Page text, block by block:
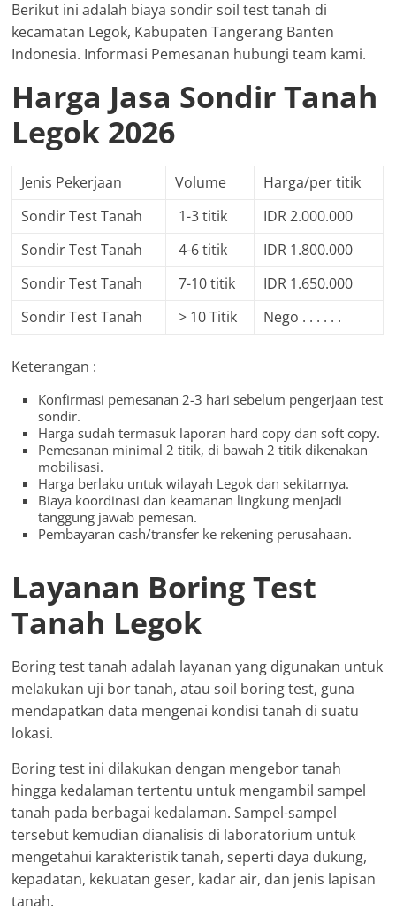
Berikut ini adalah biaya sondir soil test tanah di
kecamatan Legok, Kabupaten Tangerang Banten
Indonesia. Informasi Pemesanan hubungi team kami.
Harga Jasa Sondir Tanah
Legok 2026
Jenis Pekerjaan Volume
Harga/per titik
Sondir Test Tanah
1-3 titik
IDR 2.000.000
Sondir Test Tanah
4-6 titik
IDR 1.800.000
Sondir Test Tanah
7-10 titik
IDR 1.650.000
Sondir Test Tanah
> 10 Titik Nego . . . . . .
Keterangan :
Konfirmasi pemesanan 2-3 hari sebelum pengerjaan test
sondir.
Harga sudah termasuk laporan hard copy dan soft copy.
Pemesanan minimal 2 titik, di bawah 2 titik dikenakan
mobilisasi.
Harga berlaku untuk wilayah Legok dan sekitarnya.
Biaya koordinasi dan keamanan lingkung menjadi
tanggung jawab pemesan.
Pembayaran cash/transfer ke rekening perusahaan.
Layanan Boring Test
Tanah Legok
Boring test tanah adalah layanan yang digunakan untuk
melakukan uji bor tanah, atau soil boring test, guna
mendapatkan data mengenai kondisi tanah di suatu
lokasi.
Boring test ini dilakukan dengan mengebor tanah
hingga kedalaman tertentu untuk mengambil sampel
tanah pada berbagai kedalaman. Sampel-sampel
tersebut kemudian dianalisis di laboratorium untuk
mengetahui karakteristik tanah, seperti daya dukung,
kepadatan, kekuatan geser, kadar air, dan jenis lapisan
tanah.